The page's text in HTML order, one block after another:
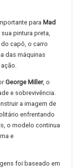
para Mad
sua pintura preta,
capô, o carro
das máquinas
George Miller, o
e sobrevivência.
a imagem de
enfrentando
o modelo continua
e
foi baseado em